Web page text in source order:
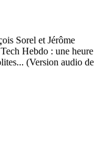
Sorel et Jérôme
Hebdo : une heure
(Version audio de